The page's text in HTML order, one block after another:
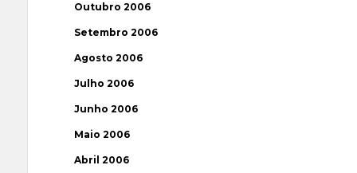
Outubro 2006
Setembro 2006
Agosto 2006
Julho 2006
Junho 2006
Maio 2006
Abril 2006